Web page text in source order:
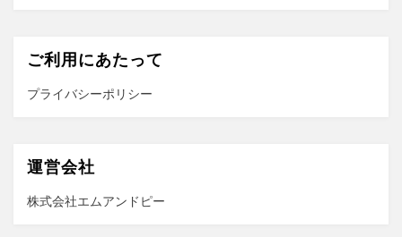
ご利用にあたって
プライバシーポリシー
運営会社
株式会社エムアンドピー